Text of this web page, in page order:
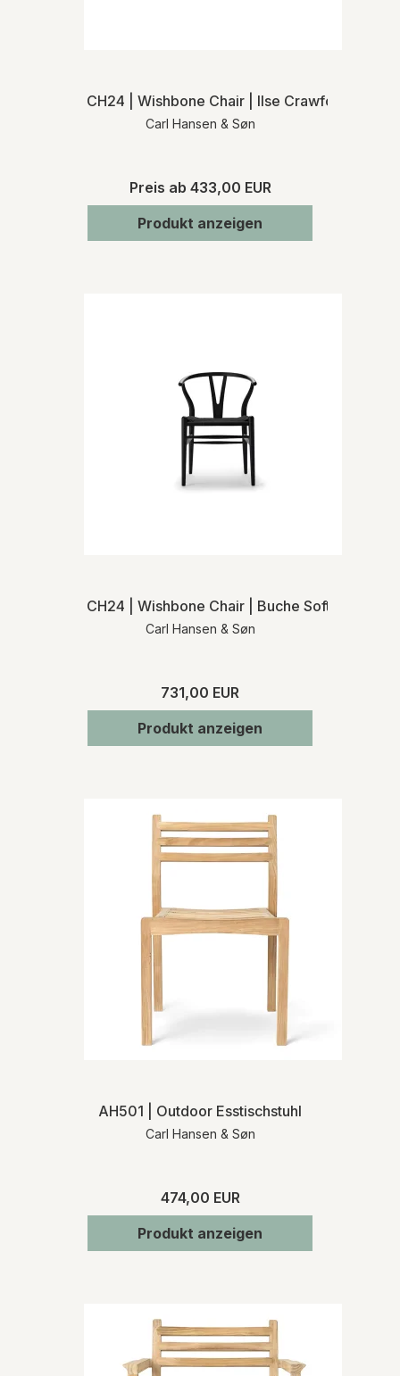
CH24 | Wishbone Chair | Ilse Crawford |
Carl Hansen & Søn
Preis ab 433,00 EUR
Produkt anzeigen
CH24 | Wishbone Chair | Buche Soft |
Carl Hansen & Søn
731,00 EUR
Produkt anzeigen
AH501 | Outdoor Esstischstuhl
Carl Hansen & Søn
474,00 EUR
Produkt anzeigen